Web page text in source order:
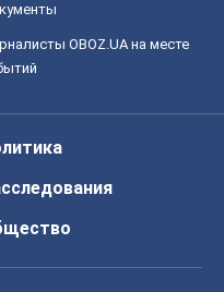
OBOZ.UA на месте